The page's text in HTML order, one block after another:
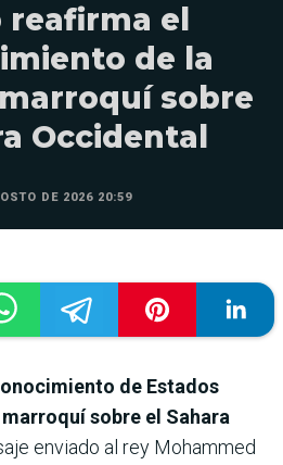
el
de la
sobre
Occidental
DE 2026 20:59
de Estados
sobre el Sahara
enviado al rey Mohammed